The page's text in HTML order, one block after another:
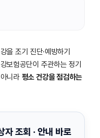
을 조기 진단·예방하기
보험공단이 주관하는 정기
니라 평소 건강을 점검하는
조회 · 안내 바로